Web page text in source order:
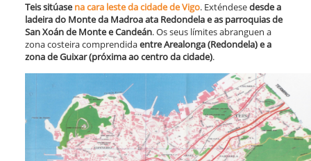
Teis sitúasena cara leste da cidade de Vigo. Exténdesedesde a
ladeira do Monte da Madroa ata Redondela e as parroquias de
San Xoán de Monte e Candeán. Os seus límites abranguen a
zona costeira comprendidaentre Arealonga (Redondela) e a
zona de Guixar (próxima ao centro da cidade).